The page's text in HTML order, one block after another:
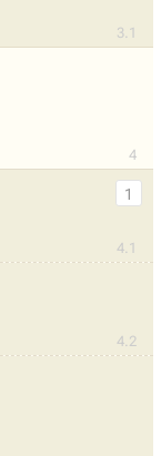
3.1
4
4.1
1
4.2